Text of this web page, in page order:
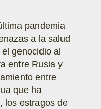
pandemia
a la salud
genocidio al
entre Rusia y
entre
que ha
los estragos de